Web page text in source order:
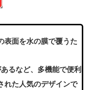
表面を水の膜で覆うた
るなど、多機能で便利
れた人気のデザインで